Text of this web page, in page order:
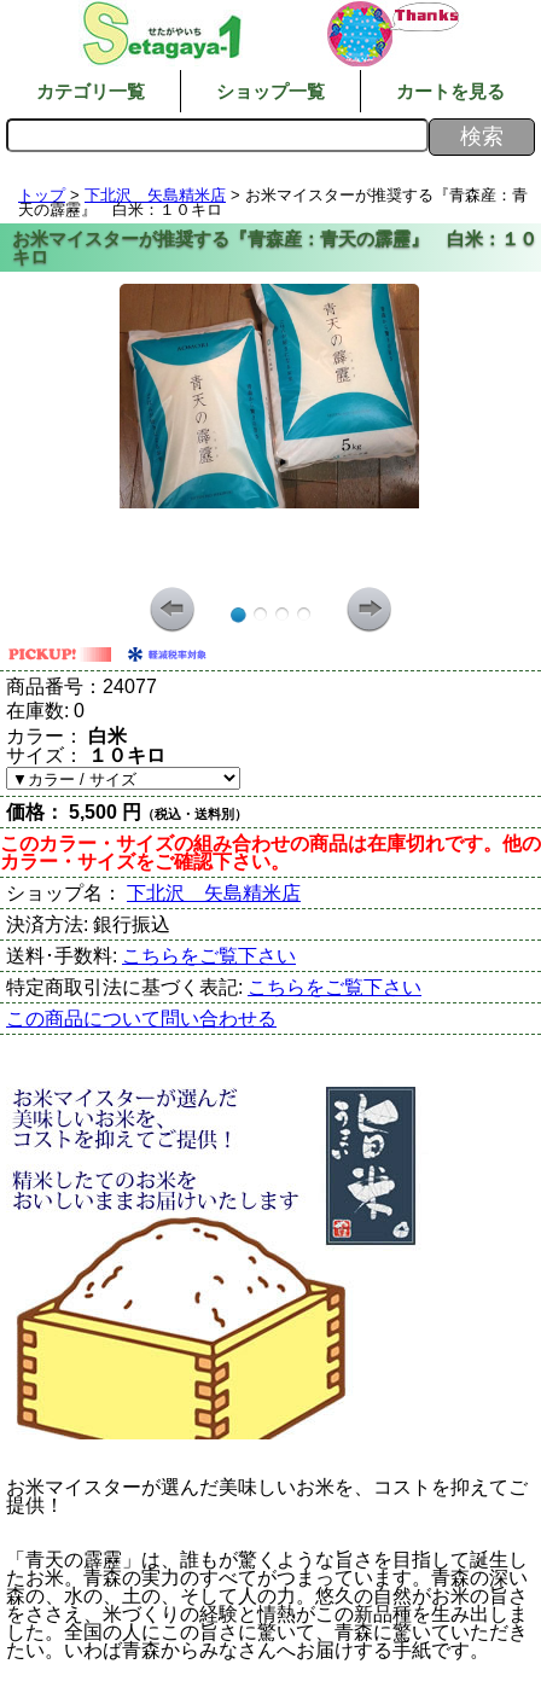
カテゴリ一覧 ショップ一覧 カートを見る
トップ> 下北沢 矢島精米店 > お米マイスターが推奨する『青森産：青
天の霹靂』 白米：１０キロ
商品番号： 24077
在庫数: 0
カラー：
白米
サイズ：
１０キロ
価格： 5,500 円 （税込・送料別）
このカラー・サイズの組み合わせの商品は在庫切れです。他の
カラー・サイズをご確認下さい。
ショップ名： 下北沢 矢島精米店
決済方法: 銀行振込
送料･手数料: こちらをご覧下さい
特定商取引法に基づく表記: こちらをご覧下さい
この商品について問い合わせる
お米マイスターが選んだ美味しいお米を、コストを抑えてご
提供！
「青天の霹靂」は、誰もが驚くような旨さを目指して誕生し
たお米。青森の実力のすべてがつまっています。青森の深い
森の、水の、土の、そして人の力。悠久の自然がお米の旨さ
をささえ、米づくりの経験と情熱がこの新品種を生み出しま
した。全国の人にこの旨さに驚いて、青森に驚いていただき
たい。いわば青森からみなさんへお届けする手紙です。